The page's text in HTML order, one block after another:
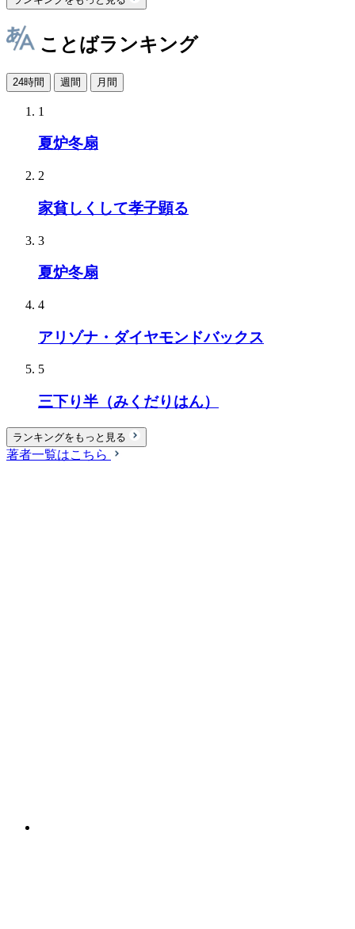
ことばランキング
24時間 週間 月間
1
夏炉冬扇
2
家貧しくして孝子顕る
3
夏炉冬扇
4
アリゾナ・ダイヤモンドバックス
5
三下り半（みくだりはん）
ランキングをもっと見る
著者一覧はこちら